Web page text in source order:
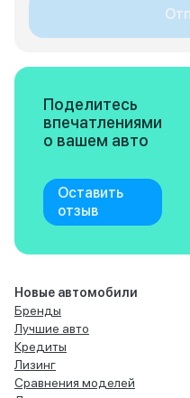
Поделитесь
впечатлениями
о вашем авто
Оставить
отзыв
Новые автомобили
Бренды
Лучшие авто
Кредиты
Лизинг
Сравнения моделей